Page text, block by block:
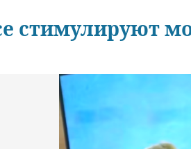
стимулируют